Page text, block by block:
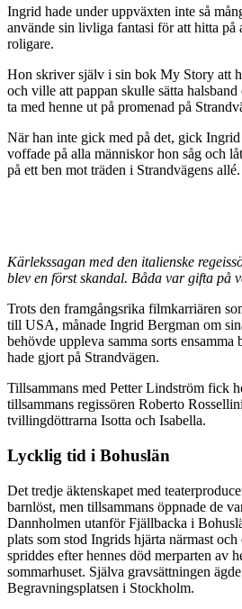
Ingrid hade under uppväxten inte så
använde sin livliga fantasi för att hitta
roligare.
Hon skriver själv i sin bok My Story att
och ville att pappan skulle sätta
ta med henne ut på promenad på
När han inte gick med på det, gick
voffade på alla människor hon såg och
på ett ben mot träden i Strandvägens allé.
Kärlekssagan med den italienske
blev en först skandal. Båda var gifta på
Trots den framgångsrika filmkarriären
till USA, månade Ingrid Bergman om
behövde uppleva samma sorts
hade gjort på Strandvägen.
Tillsammans med Petter Lindström fick
tillsammans regissören Roberto
tvillingdöttrarna Isotta och Isabella.
Lycklig tid i Bohuslän
Det tredje äktenskapet med
barnlöst, men tillsammans öppnade de
Dannholmen utanför Fjällbacka i
plats som stod Ingrids hjärta närmast
spriddes efter hennes död merparten av
sommarhuset. Själva gravsättningen
Begravningsplatsen i Stockholm.